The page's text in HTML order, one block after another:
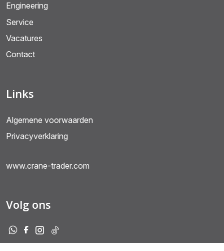
Engineering
Service
Vacatures
Contact
Links
Algemene voorwaarden
Privacyverklaring
www.crane-trader.com
Volg ons